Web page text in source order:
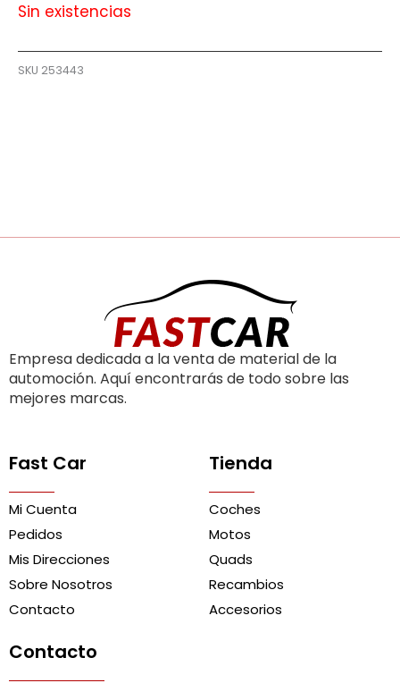
Sin existencias
SKU 253443
Empresa dedicada a la venta de material de la
automoción. Aquí encontrarás de todo sobre las
mejores marcas.
Fast Car
Mi Cuenta
Pedidos
Mis Direcciones
Sobre Nosotros
Contacto
Tienda
Coches
Motos
Quads
Recambios
Accesorios
Contacto